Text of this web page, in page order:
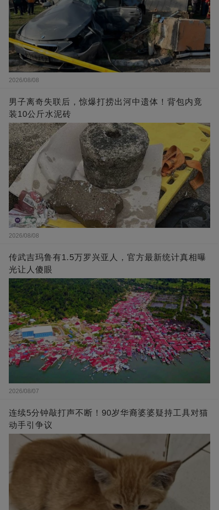
2026/08/08
男子离奇失联后，惊爆打捞出河中遗体！背包内竟
装10公斤水泥砖
2026/08/08
传武吉玛鲁有1.5万罗兴亚人，官方最新统计真相曝
光让人傻眼
2026/08/07
连续5分钟敲打声不断！90岁华裔婆婆疑持工具对猫
动手引争议